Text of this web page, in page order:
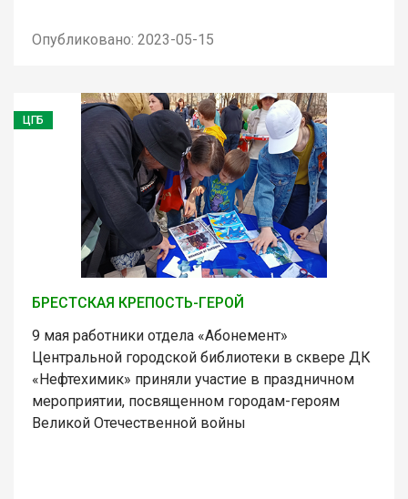
Опубликовано: 2023-05-15
ЦГБ
БРЕСТСКАЯ КРЕПОСТЬ-ГЕРОЙ
9 мая работники отдела «Абонемент»
Центральной городской библиотеки в сквере ДК
«Нефтехимик» приняли участие в праздничном
мероприятии, посвященном городам-героям
Великой Отечественной войны